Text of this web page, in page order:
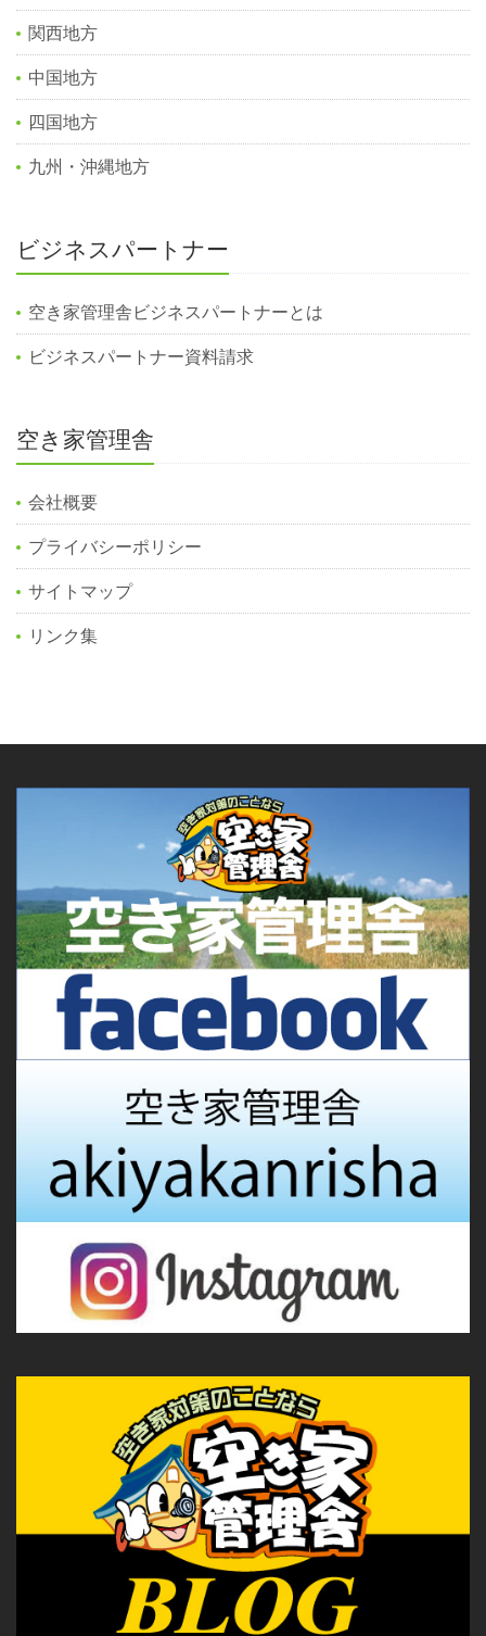
関西地方
中国地方
四国地方
九州・沖縄地方
ビジネスパートナー
空き家管理舎ビジネスパートナーとは
ビジネスパートナー資料請求
空き家管理舎
会社概要
プライバシーポリシー
サイトマップ
リンク集